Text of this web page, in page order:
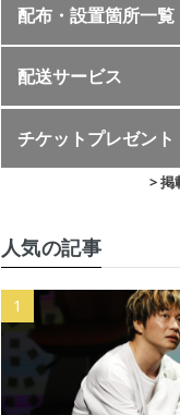
配布・設置箇所一覧
配送サービス
チケットプレゼント
> 掲
人気の記事